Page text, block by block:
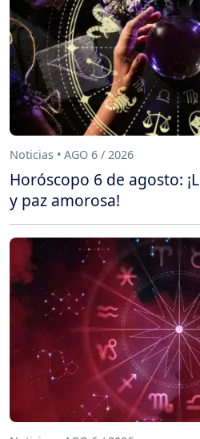
Noticias • AGO 6 / 2026
Horóscopo 6 de agosto:
y paz amorosa!